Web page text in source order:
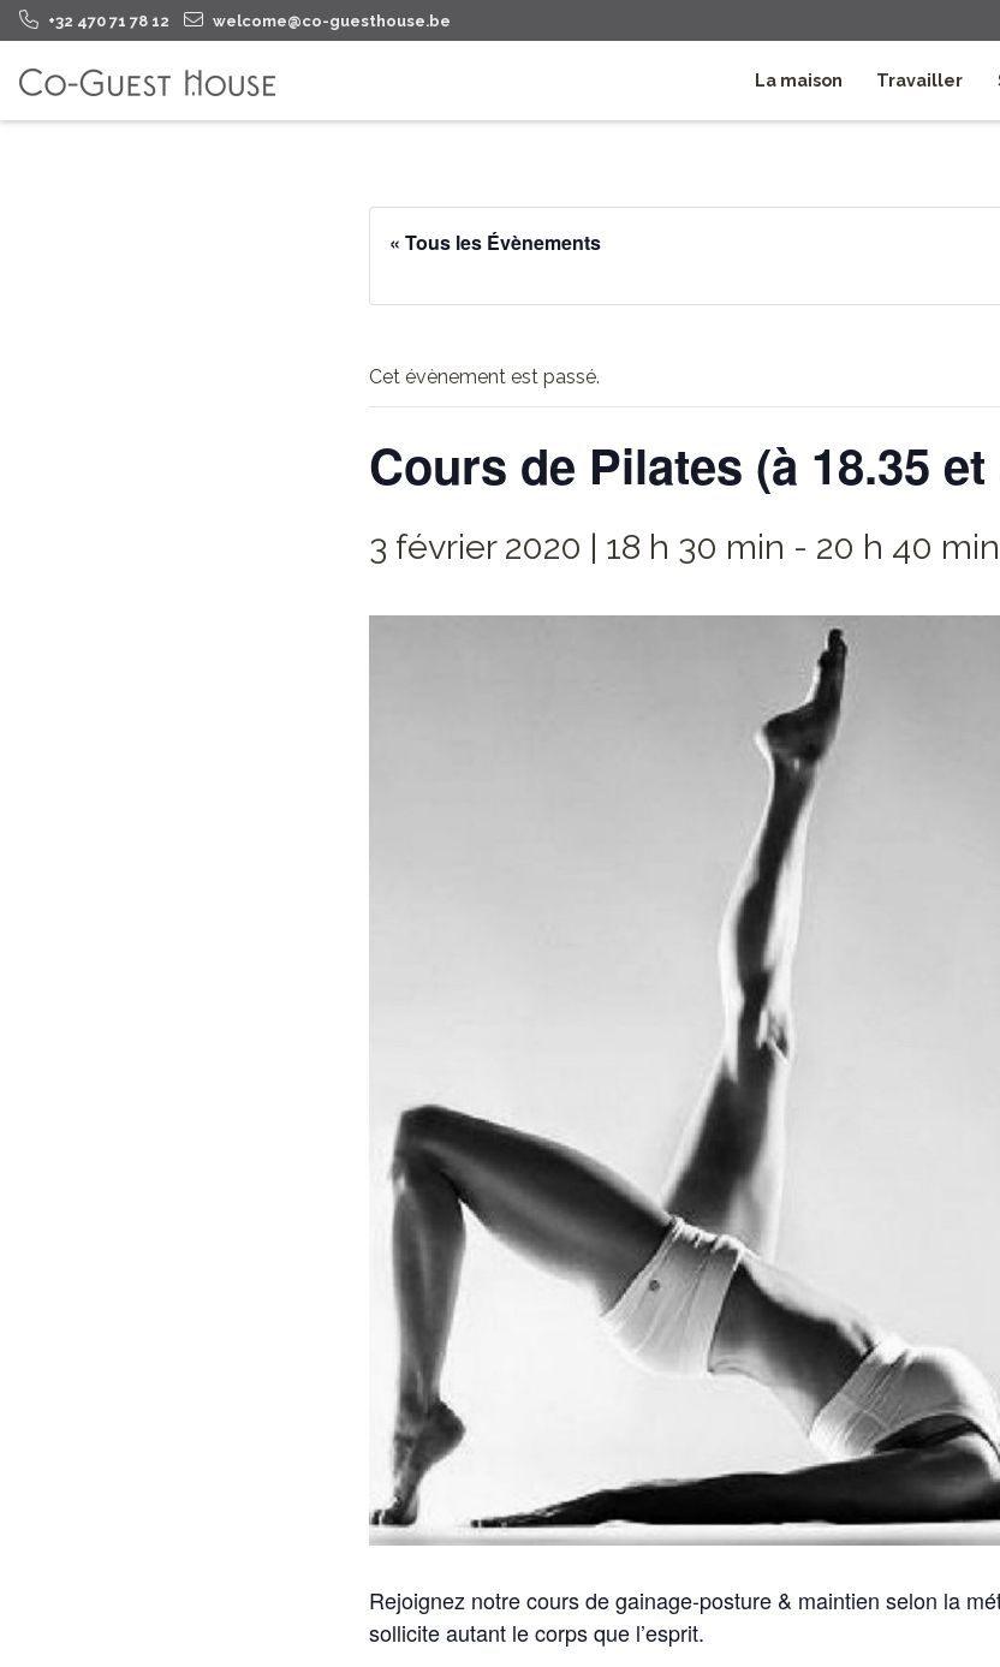
+32 470 71 78 12 welcome@co-guesthouse.be
La maison Travailler
« Tous les Évènements
Cet évènement est passé.
Cours de Pilates (à 18.35 et
3 février 2020 | 18 h 30 min - 20 h 40 min
Rejoignez notre cours de gainage-posture & maintien selon la
sollicite autant le corps que l’esprit.